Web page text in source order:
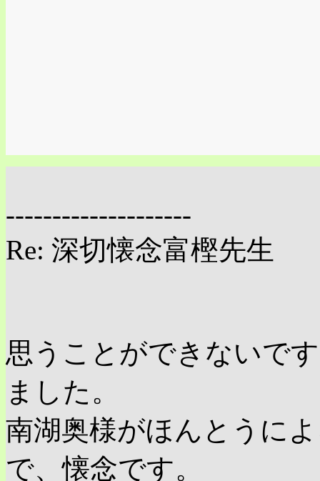
--------------------
Re: 深切懐念富樫先生
思うことができないで
ました。
南湖奥様がほんとうに
で、懐念です。